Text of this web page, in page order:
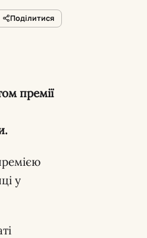
Поділитися
премії
у